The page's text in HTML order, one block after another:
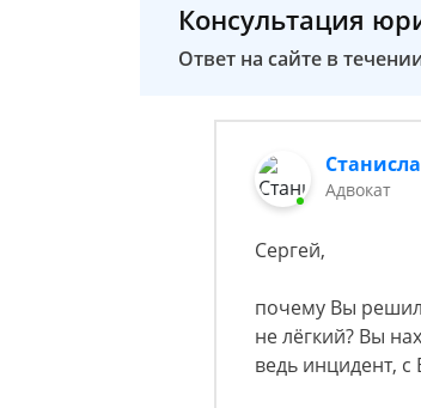
Консультация
Ответ на сайте в
Адвокат
Сергей,
почему Вы
не лёгкий? Вы
ведь инцидент,